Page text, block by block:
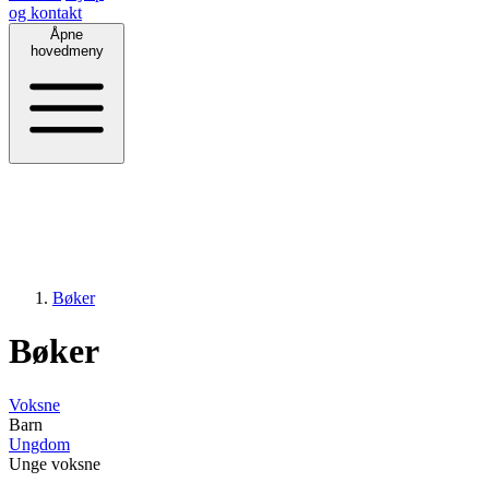
og kontakt
Åpne
hovedmeny
Bøker
Bøker
Voksne
Barn
Ungdom
Unge voksne